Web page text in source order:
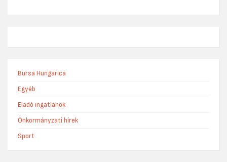
Bursa Hungarica
Egyéb
Eladó ingatlanok
Önkormányzati hírek
Sport